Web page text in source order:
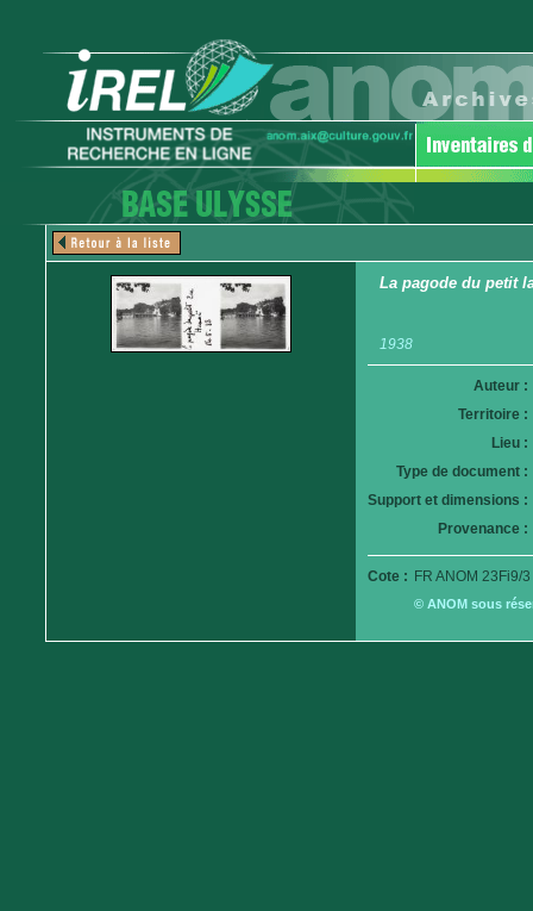
La pagode du petit
1938
Auteur :
Territoire :
Lieu :
Type de document :
Support et dimensions :
Provenance :
Cote : FR ANOM 23Fi9/3
© ANOM sous